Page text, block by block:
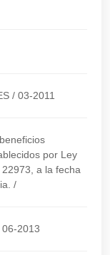
/ 03-2011
por Ley
a la fecha
/
06-2013